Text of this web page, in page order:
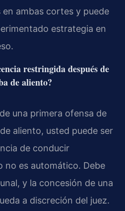
ambas cortes y puede
estrategia en
restringida después de
de aliento?
una primera ofensa de
aliento, usted puede ser
de conducir
no es automático. Debe
y la concesión de una
a discreción del juez.